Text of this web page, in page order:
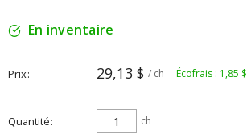
En inventaire
Prix 29,13 $ / ch Écofrais : 1,85 $
Quantité ch